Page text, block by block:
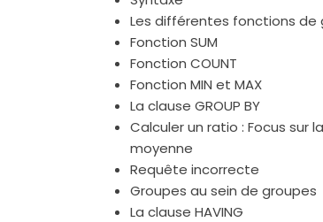
Les différentes fonctions de
Fonction SUM
Fonction COUNT
Fonction MIN et MAX
La clause GROUP BY
Calculer un ratio : Focus sur
moyenne
Requête incorrecte
Groupes au sein de groupes
La clause HAVING